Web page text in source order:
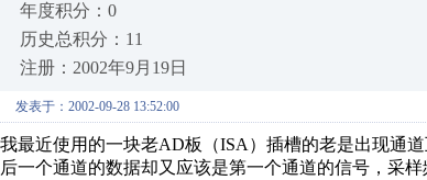
年度积分：0
历史总积分：11
注册：2002年9月19日
发表于：2002-09-28 13:52:00
我最近使用的一块老AD板（ISA）插槽的老是出现通
后一个通道的数据却又应该是第一个通道的信号，采